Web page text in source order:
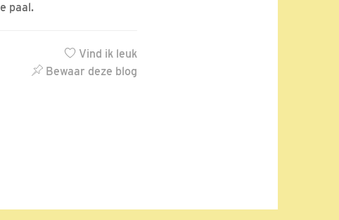
paal.
Vind ik leuk
Bewaar deze blog